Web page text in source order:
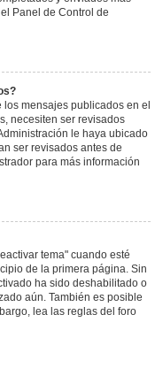
Panel de Control de
mensajes publicados en el
necesiten ser revisados
le haya ubicado
ser revisados antes de
para más información
tema" cuando esté
de la primera página. Sin
ha sido deshabilitado o
aún. También es posible
lea las reglas del foro